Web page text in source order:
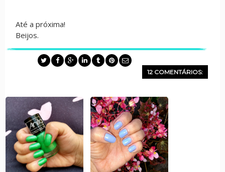
Até a próxima!
Beijos.
12 COMENTÁRIOS: